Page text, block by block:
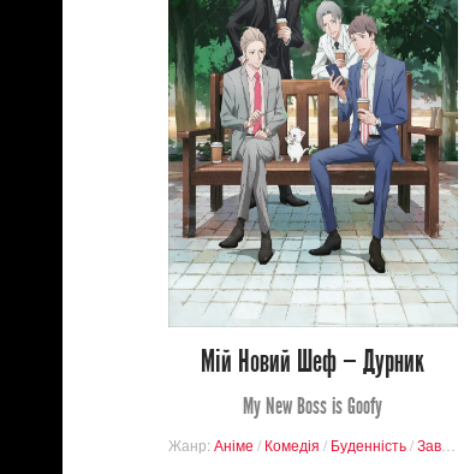
8 317
Переглядів
6 54
Мій Новий Шеф — Дурник
My New Boss is Goofy
Жанр: Аніме / Комедія / Буденність/Завершені проєкти